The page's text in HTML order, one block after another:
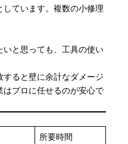
ています。複数の小修理
と思っても、工具の使い
ると壁に余計なダメージ
プロに任せるのが安心で
所要時間